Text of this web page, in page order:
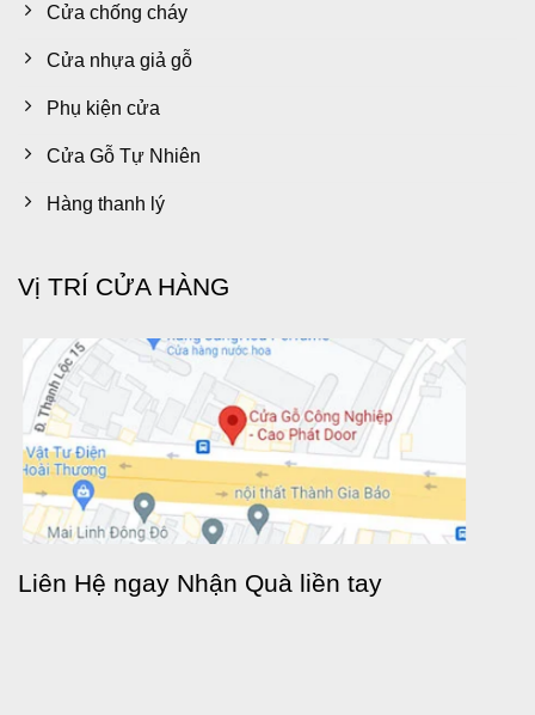
Cửa chống cháy
Cửa nhựa giả gỗ
Phụ kiện cửa
Cửa Gỗ Tự Nhiên
Hàng thanh lý
Vị TRÍ CỬA HÀNG
Liên Hệ ngay Nhận Quà liền tay